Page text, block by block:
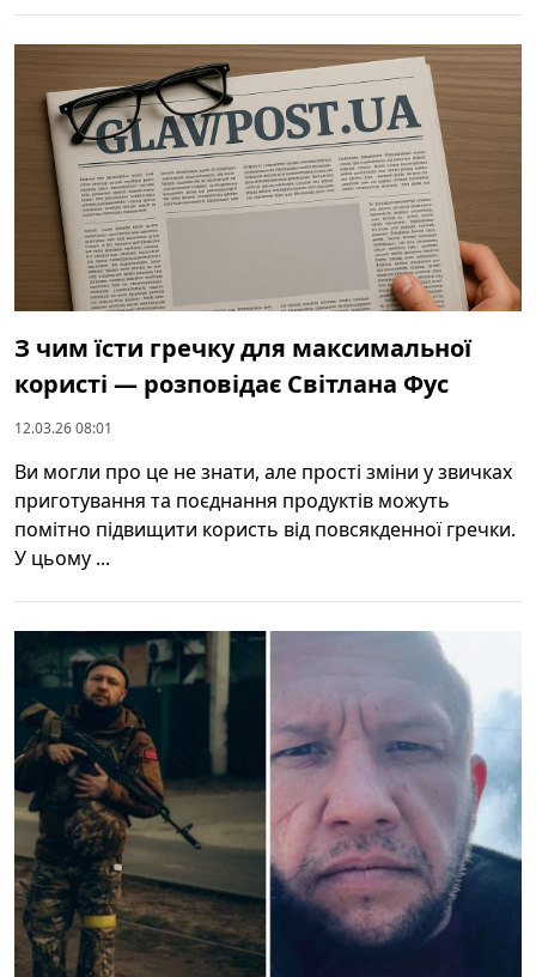
З чим їсти гречку для максимальної
користі — розповідає Світлана Фус
12.03.26 08:01
Ви могли про це не знати, але прості зміни у звичках
приготування та поєднання продуктів можуть
помітно підвищити користь від повсякденної гречки.
У цьому ...